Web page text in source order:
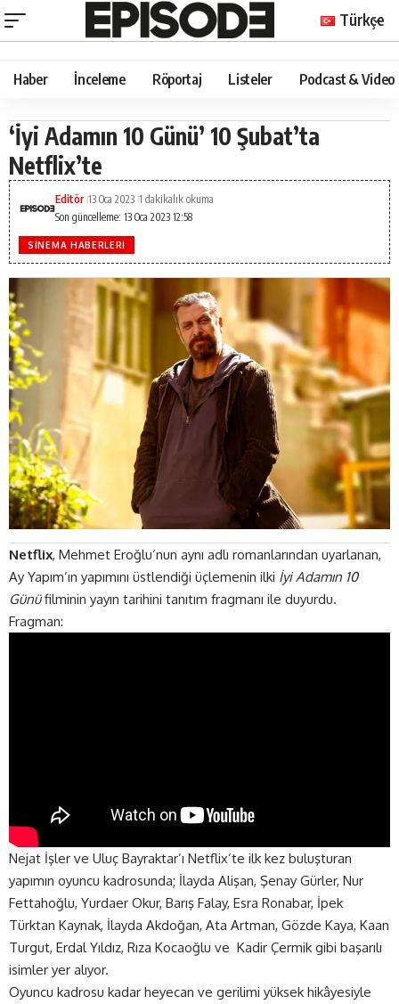
Türkçe
Haber İnceleme Röportaj Listeler Podcast & Video
‘İyi Adamın 10 Günü’ 10 Şubat’ta
Netflix’te
Son güncelleme: 13 Oca 2023 12:58
Editör 13 Oca 2023 1 dakikalık okuma
SINEMA HABERLERI
Netflix, Mehmet Eroğlu’nun aynı adlı romanlarından uyarlanan,
Ay Yapım’ın yapımını üstlendiği üçlemenin ilki İyi Adamın 10
Günüfilminin yayın tarihini tanıtım fragmanı ile duyurdu.
Fragman:
Nejat İşler ve Uluç Bayraktar’ı Netflix’te ilk kez buluşturan
yapımın oyuncu kadrosunda; İlayda Alişan, Şenay Gürler, Nur
Fettahoğlu, Yurdaer Okur, Barış Falay, Esra Ronabar, İpek
Türktan Kaynak, İlayda Akdoğan, Ata Artman, Gözde Kaya, Kaan
Turgut, Erdal Yıldız, Rıza Kocaoğlu ve Kadir Çermik gibi başarılı
isimler yer alıyor.
Oyuncu kadrosu kadar heyecan ve gerilimi yüksek hikâyesiyle